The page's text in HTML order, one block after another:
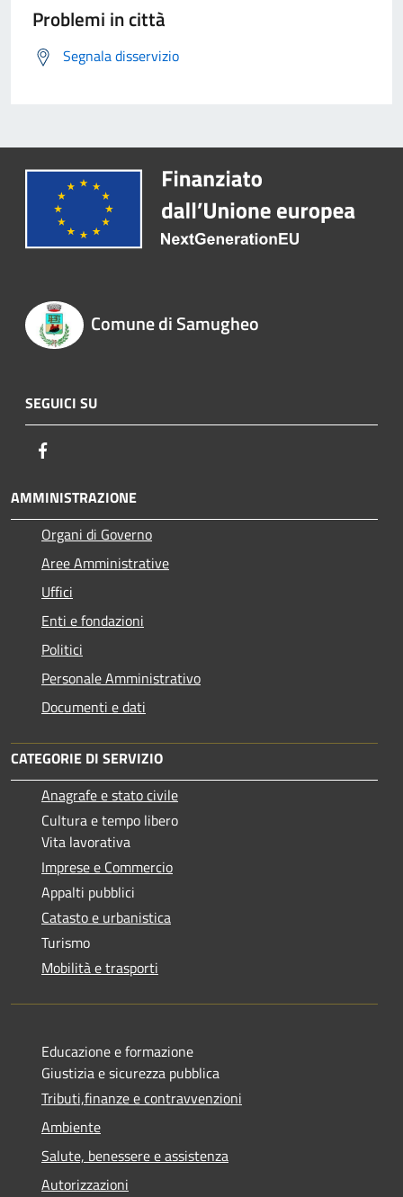
Problemi in città
Segnala disservizio
Comune di Samugheo
SEGUICI SU
AMMINISTRAZIONE
Organi di Governo
Aree Amministrative
Uffici
Enti e fondazioni
Politici
Personale Amministrativo
Documenti e dati
CATEGORIE DI SERVIZIO
Anagrafe e stato civile
Cultura e tempo libero
Vita lavorativa
Imprese e Commercio
Appalti pubblici
Catasto e urbanistica
Turismo
Mobilità e trasporti
Educazione e formazione
Giustizia e sicurezza pubblica
Tributi,finanze e contravvenzioni
Ambiente
Salute, benessere e assistenza
Autorizzazioni